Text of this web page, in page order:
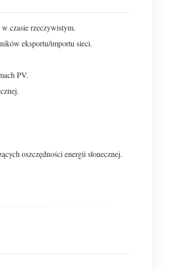
czasie rzeczywistym.
eksportu/importu sieci.
PV.
oszczędności energii słonecznej.